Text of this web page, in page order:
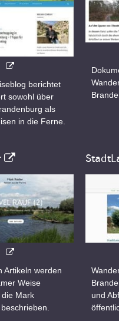
berichtet
sowohl über
als
in die Ferne.
Artikeln werden
Weise
Mark
und